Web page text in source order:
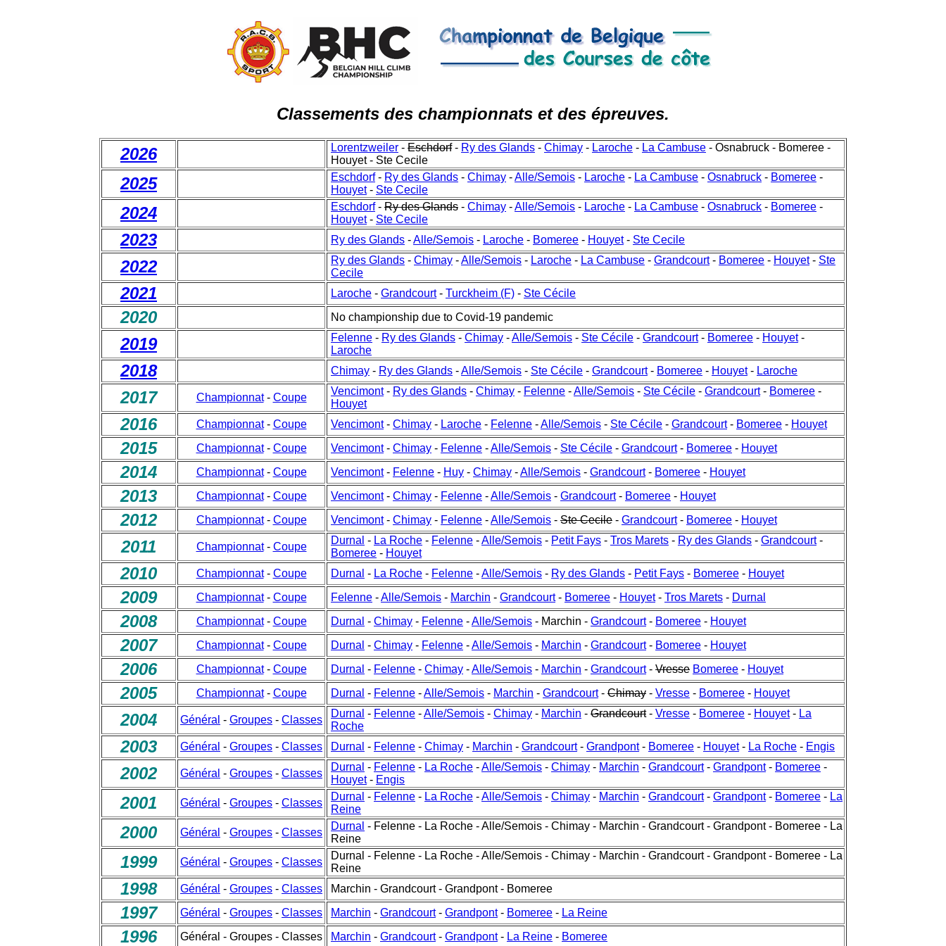
Classements des championnats et des épreuves.
2026 Lorentzweiler - Eschdorf- Ry des Glands - Chimay - Laroche - La Cambuse - Osnabruck - Bomeree -
Houyet - Ste Cecile
2025 Eschdorf- Ry des Glands - Chimay -Alle/Semois - Laroche - La Cambuse - Osnabruck - Bomeree -
Houyet- Ste Cecile
2024 Eschdorf- Ry des Glands - Chimay -Alle/Semois - Laroche - La Cambuse - Osnabruck - Bomeree -
Houyet- Ste Cecile
2023 Ry des Glands -Alle/Semois - Laroche - Bomeree - Houyet- Ste Cecile
2022 Ry des Glands - Chimay -Alle/Semois - Laroche - La Cambuse - Grandcourt- Bomeree - Houyet- Ste
Cecile
2021 Laroche - Grandcourt- Turckheim (F) - Ste Cécile
2020 No championship due to Covid-19 pandemic
2019 Felenne - Ry des Glands - Chimay -Alle/Semois - Ste Cécile - Grandcourt- Bomeree - Houyet-
Laroche
2018 Chimay - Ry des Glands -Alle/Semois - Ste Cécile - Grandcourt- Bomeree - Houyet- Laroche
2017 Championnat- Coupe
Vencimont- Ry des Glands - Chimay - Felenne -Alle/Semois - Ste Cécile - Grandcourt- Bomeree -
Houyet
2016 Championnat- Coupe Vencimont- Chimay - Laroche - Felenne -Alle/Semois - Ste Cécile - Grandcourt- Bomeree - Houyet
2015 Championnat- Coupe Vencimont- Chimay - Felenne -Alle/Semois - Ste Cécile - Grandcourt- Bomeree - Houyet
2014 Championnat- Coupe Vencimont- Felenne - Huy - Chimay -Alle/Semois - Grandcourt- Bomeree - Houyet
2013 Championnat- Coupe Vencimont- Chimay - Felenne -Alle/Semois - Grandcourt- Bomeree - Houyet
2012 Championnat- Coupe Vencimont- Chimay - Felenne -Alle/Semois - Ste Cecile - Grandcourt- Bomeree - Houyet
2011 Championnat- Coupe
Durnal - La Roche - Felenne -Alle/Semois - Petit Fays - Tros Marets - Ry des Glands - Grandcourt-
Bomeree - Houyet
2010 Championnat- Coupe Durnal - La Roche - Felenne -Alle/Semois - Ry des Glands - Petit Fays - Bomeree - Houyet
2009 Championnat- Coupe Felenne -Alle/Semois - Marchin - Grandcourt- Bomeree - Houyet- Tros Marets - Durnal
2008 Championnat- Coupe Durnal - Chimay - Felenne -Alle/Semois - Marchin - Grandcourt- Bomeree - Houyet
2007 Championnat- Coupe Durnal - Chimay - Felenne -Alle/Semois - Marchin - Grandcourt- Bomeree - Houyet
2006 Championnat- Coupe Durnal - Felenne - Chimay -Alle/Semois - Marchin - Grandcourt- Vresse Bomeree - Houyet
2005 Championnat- Coupe Durnal - Felenne -Alle/Semois - Marchin - Grandcourt- Chimay - Vresse - Bomeree - Houyet
2004 Général - Groupes - Classes
Durnal - Felenne -Alle/Semois - Chimay - Marchin - Grandcourt- Vresse - Bomeree - Houyet- La
Roche
2003 Général - Groupes - Classes Durnal - Felenne - Chimay - Marchin - Grandcourt- Grandpont- Bomeree - Houyet- La Roche - Engis
2002 Général - Groupes - Classes
Durnal - Felenne - La Roche -Alle/Semois - Chimay - Marchin - Grandcourt- Grandpont- Bomeree -
Houyet- Engis
2001 Général - Groupes - Classes
Durnal - Felenne - La Roche -Alle/Semois - Chimay - Marchin - Grandcourt- Grandpont- Bomeree - La
Reine
2000 Général - Groupes - Classes
Durnal - Felenne - La Roche - Alle/Semois - Chimay - Marchin - Grandcourt - Grandpont - Bomeree - La
Reine
1999 Général - Groupes - Classes
Durnal - Felenne - La Roche - Alle/Semois - Chimay - Marchin - Grandcourt - Grandpont - Bomeree - La
Reine
1998 Général - Groupes - Classes Marchin - Grandcourt - Grandpont - Bomeree
1997 Général - Groupes - Classes Marchin - Grandcourt- Grandpont- Bomeree - La Reine
1996 Général - Groupes - Classes Marchin - Grandcourt- Grandpont- La Reine - Bomeree